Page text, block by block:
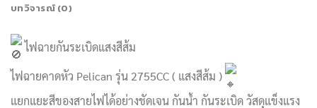
บทวิจารณ์ (0)
ไฟฉายกันระเบิดแสงสีส้ม
ไฟฉายคาดหัว Pelican รุ่น 2755CC ( แสงสีส้ม )
แยกแยะสีของสายไฟได้อย่างชัดเจน กันน้ำ กันระเบิด วัสดุแข็งแรง